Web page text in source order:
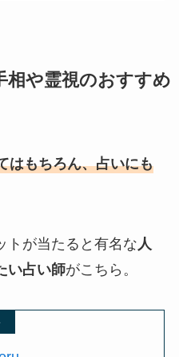
相や霊視のおすすめ
はもちろん、占いにも
トが当たると有名な人
い占い師がこちら。